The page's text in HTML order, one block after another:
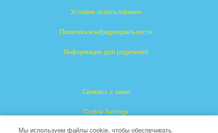
Условия использования
Политика конфиденциальности
Информация для родителей
Свяжись с нами
Cookie Settings
Мы используем файлы cookie, чтобы обеспечивать